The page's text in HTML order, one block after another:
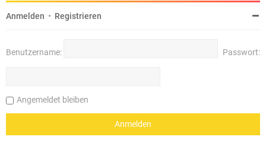
Anmelden • Registrieren
Benutzername: Passwort:
Angemeldet bleiben